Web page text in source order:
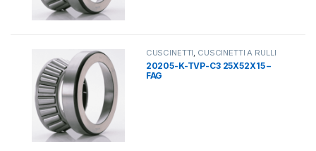
CUSCINETTI, CUSCINETTI A RULLI
20205-K-TVP-C3 25X52X15 –
FAG